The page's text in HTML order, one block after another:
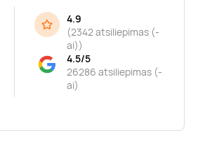
4.9
(2342 atsiliepimas (-
ai))
4.5/5
26286 atsiliepimas (-
ai)